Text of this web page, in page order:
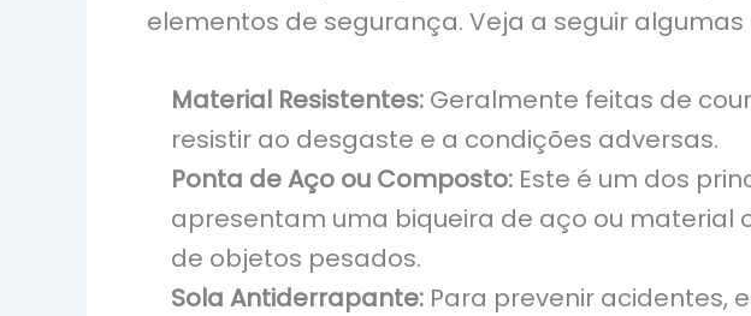
elementos de segurança. Veja a seguir
Material Resistentes: Geralmente feitas de
resistir ao desgaste e a condições adversas.
Ponta de Aço ou Composto: Este é um dos
apresentam uma biqueira de aço ou material
de objetos pesados.
Sola Antiderrapante: Para prevenir acidentes,